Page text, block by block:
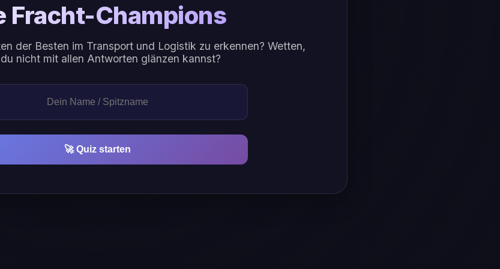
Fracht-Champions
der Besten im Transport und Logistik zu erkennen? Wetten,
nicht mit allen Antworten glänzen kannst?
🚀 Quiz starten